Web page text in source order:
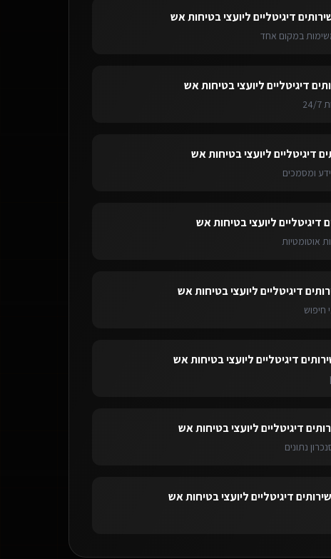
דיגיטליים ליועצי בטיחות אש
במקום אחד
דיגיטליים ליועצי בטיחות אש
7
דיגיטליים ליועצי בטיחות אש
ומסמכים
דיגיטליים ליועצי בטיחות אש
אוטומטיות
דיגיטליים ליועצי בטיחות אש
חיפוש
דיגיטליים ליועצי בטיחות אש
דיגיטליים ליועצי בטיחות אש
נתונים
שירותים דיגיטליים ליועצי בטיחות אש